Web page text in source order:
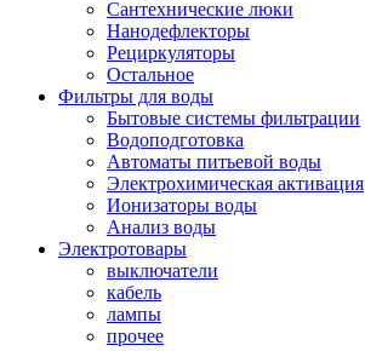
Сантехнические люки
Нанодефлекторы
Рециркуляторы
Остальное
Фильтры для воды
Бытовые системы фильтрации
Водоподготовка
Автоматы питьевой воды
Электрохимическая активация
Ионизаторы воды
Анализ воды
Электротовары
выключатели
кабель
лампы
прочее